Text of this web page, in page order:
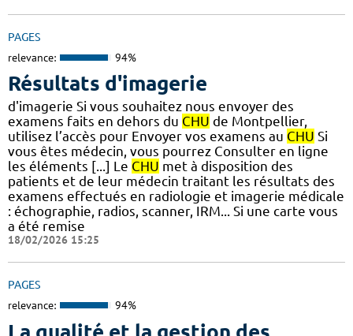
PAGES
relevance: 94%
Résultats d'imagerie
d'imagerie Si vous souhaitez nous envoyer des
examens faits en dehors du CHU de Montpellier,
utilisez l’accès pour Envoyer vos examens au CHU Si
vous êtes médecin, vous pourrez Consulter en ligne
les éléments [...] Le CHU met à disposition des
patients et de leur médecin traitant les résultats des
examens effectués en radiologie et imagerie médicale
: échographie, radios, scanner, IRM... Si une carte vous
a été remise
18/02/2026 15:25
PAGES
relevance: 94%